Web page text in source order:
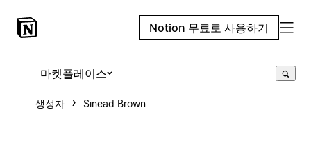
Notion 무료로 사용하기
마켓플레이스
생성자 Sinead Brown